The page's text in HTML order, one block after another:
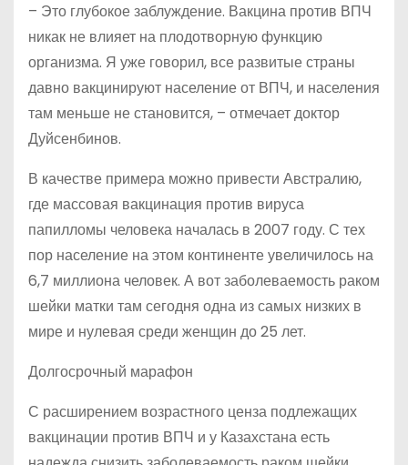
– Это глубокое заблуждение. Вакцина против ВПЧ
никак не влияет на плодотворную функцию
организма. Я уже говорил, все развитые страны
давно вакцинируют население от ВПЧ, и населения
там меньше не становится, – отмечает доктор
Дуйсенбинов.
В качестве примера можно привести Австралию,
где массовая вакцинация против вируса
папилломы человека началась в 2007 году. С тех
пор население на этом континенте увеличилось на
6,7 миллиона человек. А вот заболеваемость раком
шейки матки там сегодня одна из самых низких в
мире и нулевая среди женщин до 25 лет.
Долгосрочный марафон
С расширением возрастного ценза подлежащих
вакцинации против ВПЧ и у Казахстана есть